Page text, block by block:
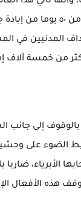
يعاني الشعب
المدنيين في
من خمسة آلاف
بالوقوف إلى
الضوء على
ضاربا
هذه الأفعال